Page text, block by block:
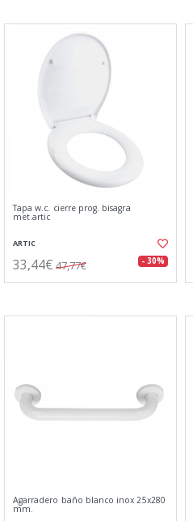
Tapa w.c. cierre prog. bisagra
met.artic
ARTIC
33,44€ 47,77€ - 30%
Agarradero baño blanco inox 25x280
mm.